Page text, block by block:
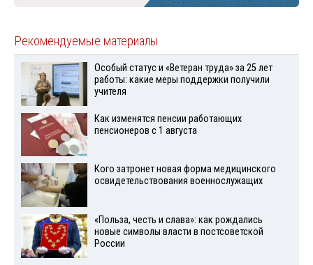
Рекомендуемые материалы
Особый статус и «Ветеран труда» за 25 лет
работы: какие меры поддержки получили
учителя
Как изменятся пенсии работающих
пенсионеров с 1 августа
Кого затронет новая форма медицинского
освидетельствования военнослужащих
«Польза, честь и слава»: как рождались
новые символы власти в постсоветской
России